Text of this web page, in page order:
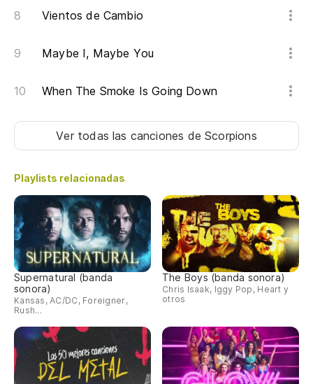
Vientos de Cambio
Maybe I, Maybe You
When The Smoke Is Going Down
Ver todas las canciones de Scorpions
Playlists relacionadas
Supernatural (banda
sonora)
Kansas, AC/DC, Foreigner,
Rush...
The Boys (banda sonora)
Chris Isaak, Iggy Pop, Heart y
otros